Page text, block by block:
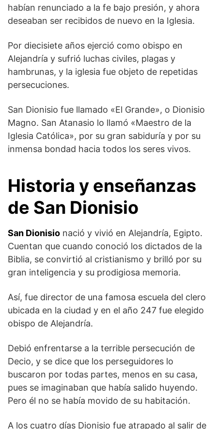
habían renunciado a la fe bajo presión, y ahora
deseaban ser recibidos de nuevo en la Iglesia.
Por diecisiete años ejerció como obispo en
Alejandría y sufrió luchas civiles, plagas y
hambrunas, y la iglesia fue objeto de repetidas
persecuciones.
San Dionisio fue llamado «El Grande», o Dionisio
Magno. San Atanasio lo llamó «Maestro de la
Iglesia Católica», por su gran sabiduría y por su
inmensa bondad hacia todos los seres vivos.
Historia y enseñanzas
de San Dionisio
San Dionisio nació y vivió en Alejandría, Egipto.
Cuentan que cuando conoció los dictados de la
Biblia, se convirtió al cristianismo y brilló por su
gran inteligencia y su prodigiosa memoria.
Así, fue director de una famosa escuela del clero
ubicada en la ciudad y en el año 247 fue elegido
obispo de Alejandría.
Debió enfrentarse a la terrible persecución de
Decio, y se dice que los perseguidores lo
buscaron por todas partes, menos en su casa,
pues se imaginaban que había salido huyendo.
Pero él no se había movido de su habitación.
A los cuatro días Dionisio fue atrapado al salir de